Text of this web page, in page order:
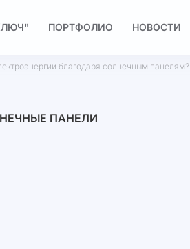
ПОРТФОЛИО НОВОСТИ
благодаря солнечным панелям?